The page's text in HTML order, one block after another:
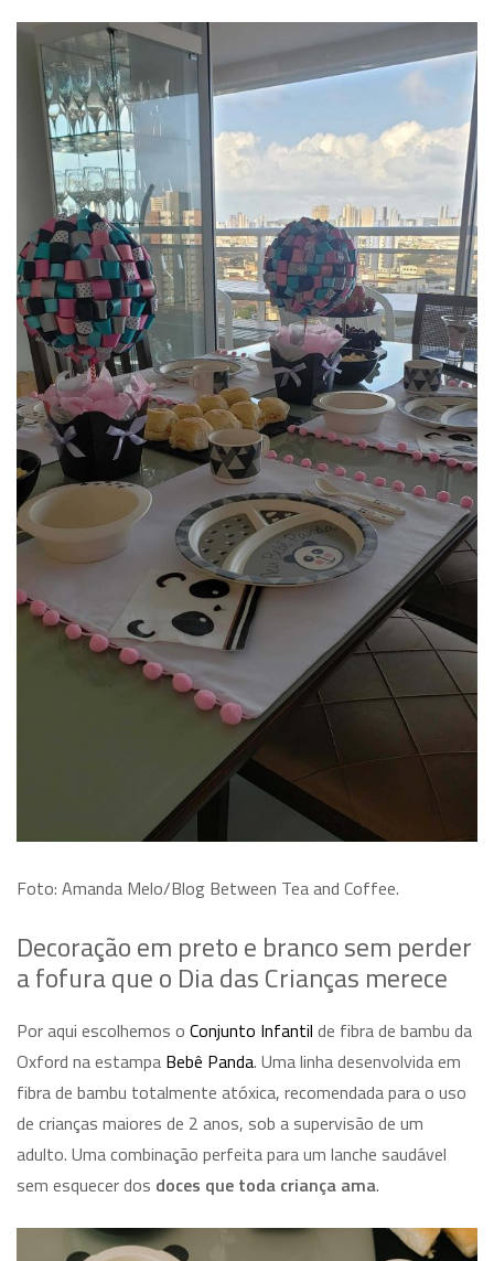
Foto: Amanda Melo/Blog Between Tea and Coffee.
Decoração em preto e branco sem perder
a fofura que o Dia das Crianças merece
Por aqui escolhemos o Conjunto Infantil de fibra de bambu da
Oxford na estampa Bebê Panda. Uma linha desenvolvida em
fibra de bambu totalmente atóxica, recomendada para o uso
de crianças maiores de 2 anos, sob a supervisão de um
adulto. Uma combinação perfeita para um lanche saudável
sem esquecer dos doces que toda criança ama.